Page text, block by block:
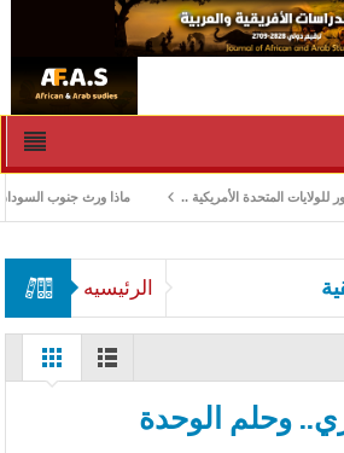
ماذا ورث جنوب السودان المتحدة الأمريكية ..
الرئيسيه
وحلم الوحدة